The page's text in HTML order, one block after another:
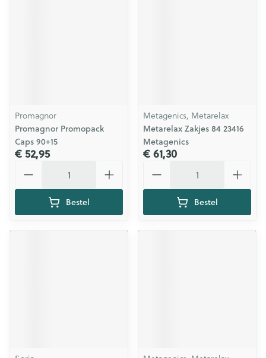
Promagnor
Promagnor Promopack
Caps 90+15
€ 52,95
Bestel
Metagenics, Metarelax
Metarelax Zakjes 84 23416
Metagenics
€ 61,30
Bestel